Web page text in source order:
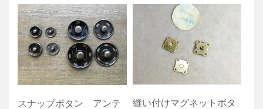
スナップボタン アンテ
縫い付けマグネットボタ